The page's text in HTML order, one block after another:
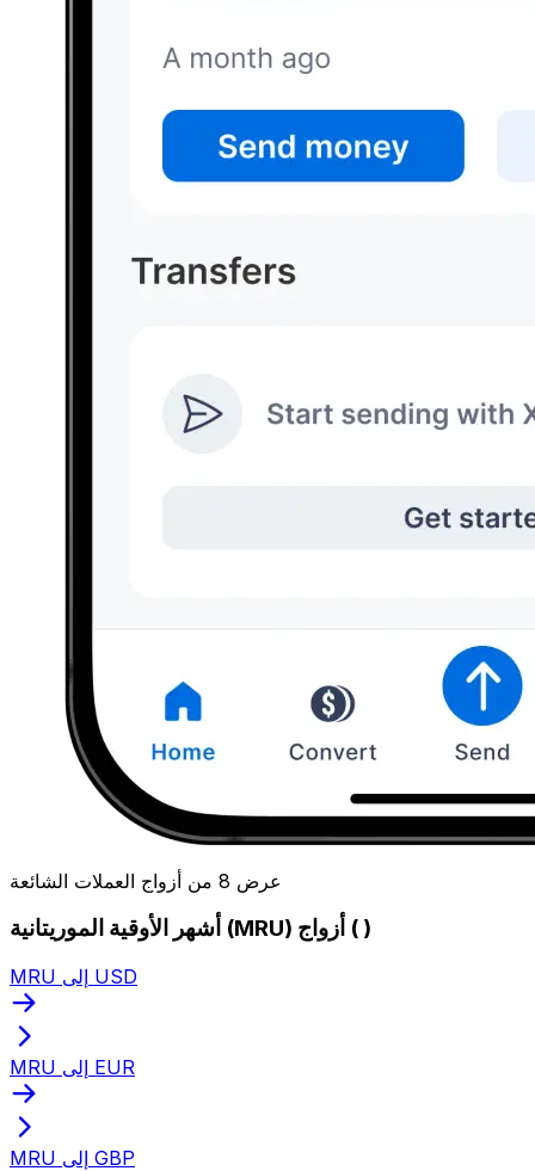
عرض 8 من أزواج العملات الشائعة
أشهر الأوقية الموريتانية (MRU) أزواج ( )
MRU إلى USD
MRU إلى EUR
MRU إلى GBP